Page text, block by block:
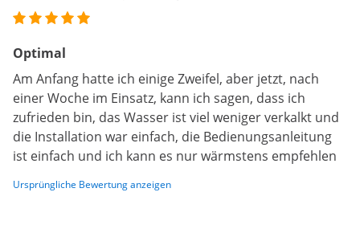
Optimal
Am Anfang hatte ich einige Zweifel, aber jetzt, nach
einer Woche im Einsatz, kann ich sagen, dass ich
zufrieden bin, das Wasser ist viel weniger verkalkt und
die Installation war einfach, die Bedienungsanleitung
ist einfach und ich kann es nur wärmstens empfehlen
Ursprüngliche Bewertung anzeigen